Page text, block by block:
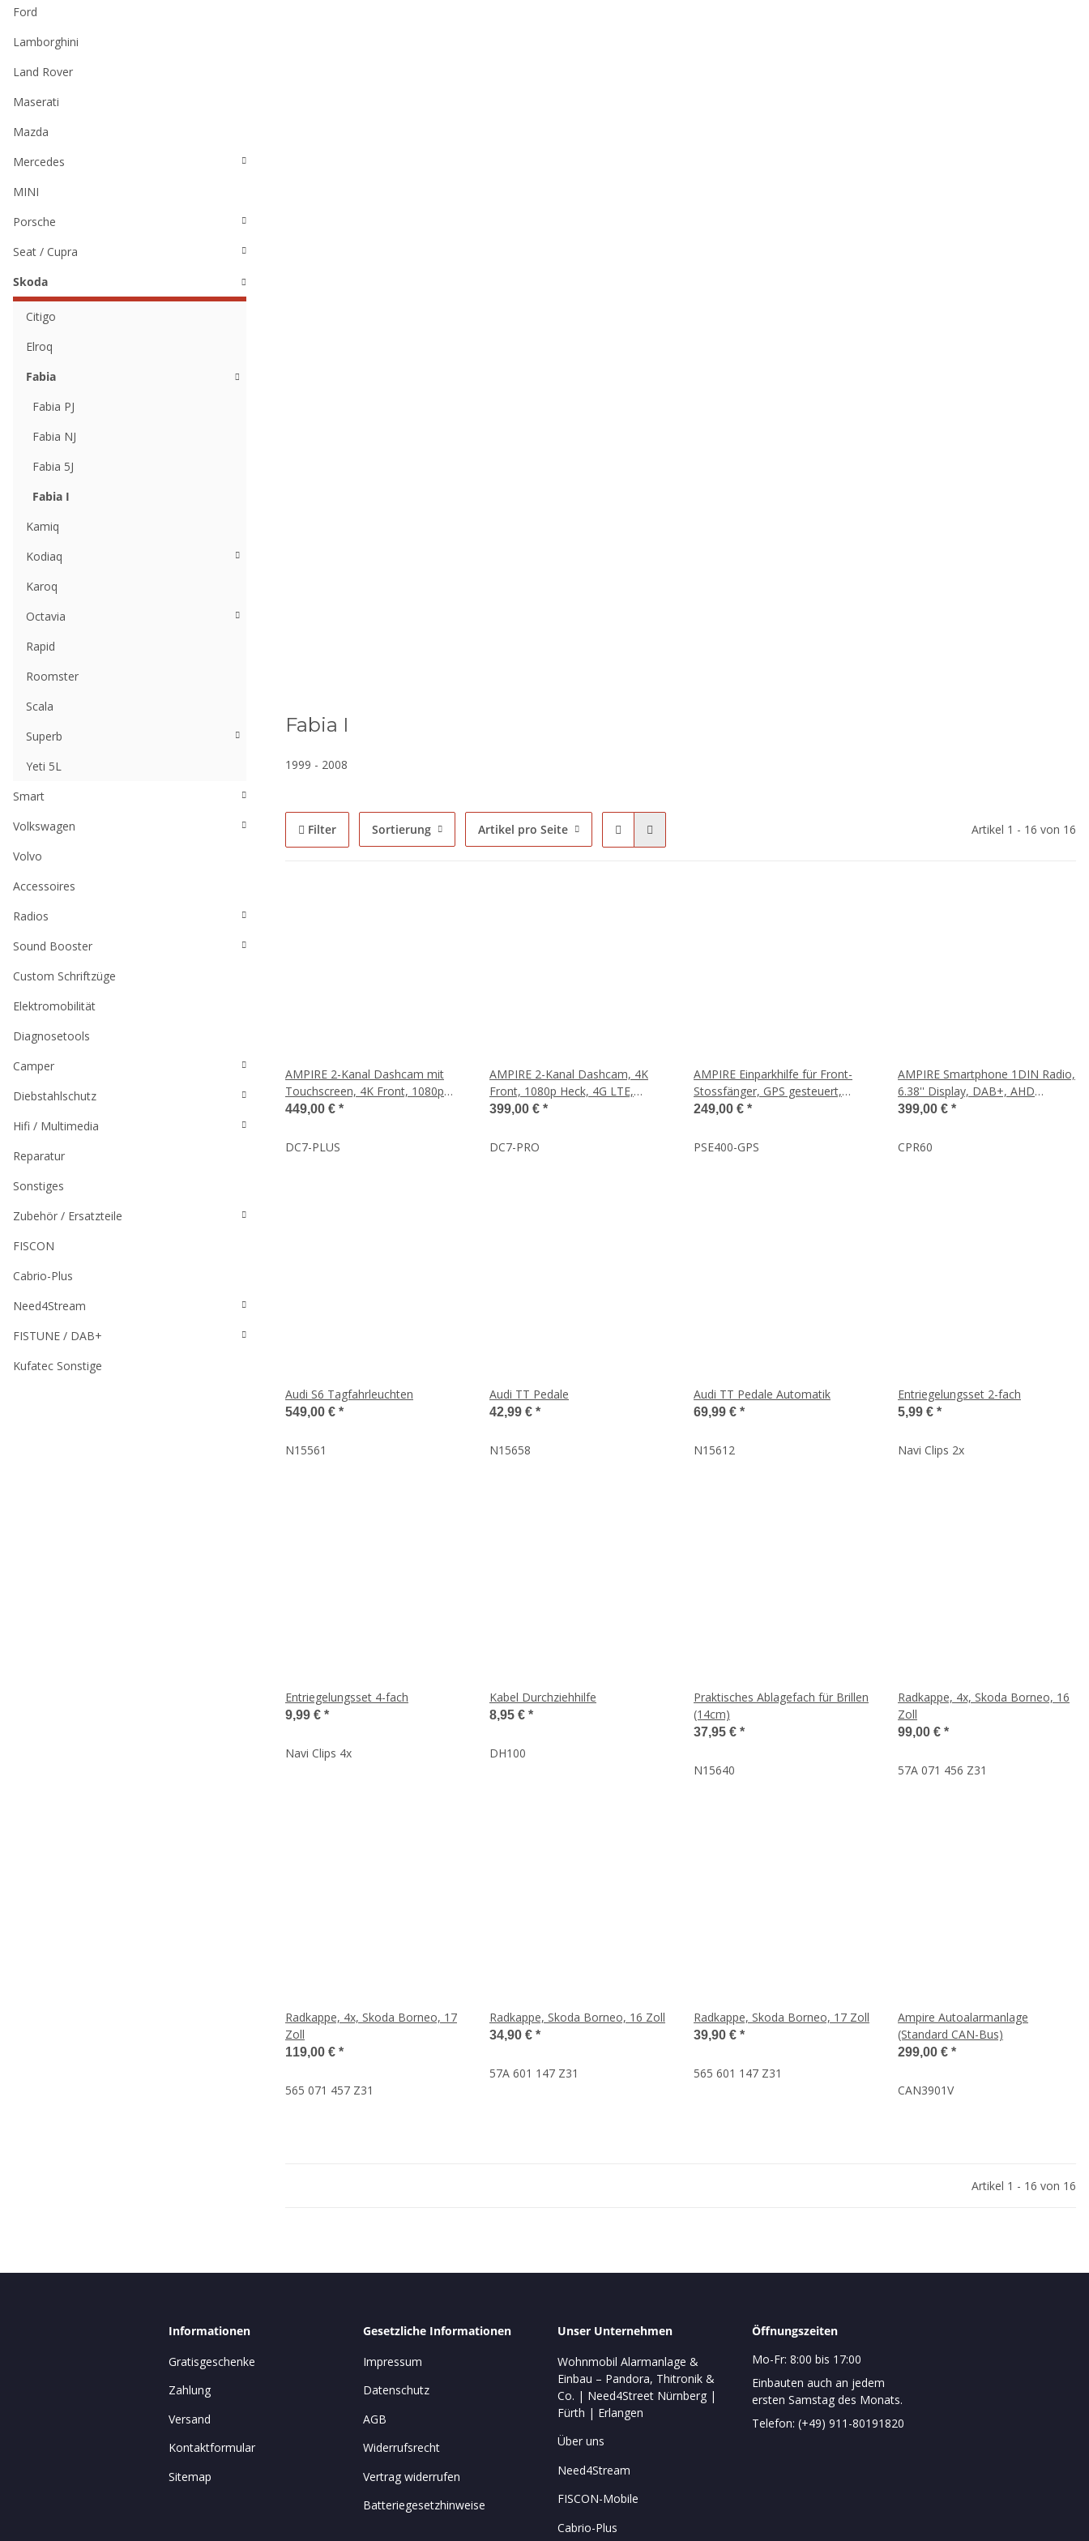
Fabia I
1999 - 2008
Filter Sortierung Artikel pro Seite Artikel 1 - 16 von 16
AMPIRE 2-Kanal Dashcam mit
Touchscreen, 4K Front, 1080p
Heck, 4G LTE, WLAN und GPS
449,00 € *
DC7-PLUS
AMPIRE 2-Kanal Dashcam, 4K
Front, 1080p Heck, 4G LTE,
WLAN, GPS, inkl. 64GB
399,00 € *
DC7-PRO
AMPIRE Einparkhilfe für Front-
Stossfänger, GPS gesteuert,
Schwarz matt,
249,00 € *
PSE400-GPS
AMPIRE Smartphone 1DIN Radio,
6.38'' Display, DAB+, AHD
Kameraeingänge
399,00 € *
CPR60
Audi S6 Tagfahrleuchten
549,00 € *
N15561
Audi TT Pedale
42,99 € *
N15658
Audi TT Pedale Automatik
69,99 € *
N15612
Entriegelungsset 2-fach
5,99 € *
Navi Clips 2x
Entriegelungsset 4-fach
9,99 € *
Navi Clips 4x
Kabel Durchziehhilfe
8,95 € *
DH100
Praktisches Ablagefach für Brillen
(14cm)
37,95 € *
N15640
Radkappe, 4x, Skoda Borneo, 16
Zoll
99,00 € *
57A 071 456 Z31
Radkappe, 4x, Skoda Borneo, 17
Zoll
119,00 € *
565 071 457 Z31
Radkappe, Skoda Borneo, 16 Zoll
34,90 € *
57A 601 147 Z31
Radkappe, Skoda Borneo, 17 Zoll
39,90 € *
565 601 147 Z31
Ampire Autoalarmanlage
(Standard CAN-Bus)
299,00 € *
CAN3901V
Artikel 1 - 16 von 16
Ford
Lamborghini
Land Rover
Maserati
Mazda
Mercedes
MINI
Porsche
Seat / Cupra
Skoda
Citigo
Elroq
Fabia
Fabia PJ
Fabia NJ
Fabia 5J
Fabia I
Kamiq
Kodiaq
Karoq
Octavia
Rapid
Roomster
Scala
Superb
Yeti 5L
Smart
Volkswagen
Volvo
Accessoires
Radios
Sound Booster
Custom Schriftzüge
Elektromobilität
Diagnosetools
Camper
Diebstahlschutz
Hifi / Multimedia
Reparatur
Sonstiges
Zubehör / Ersatzteile
FISCON
Cabrio-Plus
Need4Stream
FISTUNE / DAB+
Kufatec Sonstige
Informationen
Gratisgeschenke
Zahlung
Versand
Kontaktformular
Sitemap
Gesetzliche Informationen
Impressum
Datenschutz
AGB
Widerrufsrecht
Vertrag widerrufen
Batteriegesetzhinweise
Unser Unternehmen
Wohnmobil Alarmanlage &
Einbau – Pandora, Thitronik &
Co. | Need4Street Nürnberg |
Fürth | Erlangen
Über uns
Need4Stream
FISCON-Mobile
Cabrio-Plus
Öffnungszeiten
Mo-Fr: 8:00 bis 17:00
Einbauten auch an jedem
ersten Samstag des Monats.
Telefon: (+49) 911-80191820